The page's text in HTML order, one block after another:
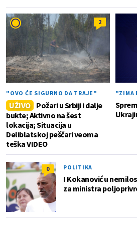
2
"OVO ĆE SIGURNO DA TRAJE"
UŽIVO
Požari u Srbiji i dalje
bukte; Aktivno na šest
lokacija; Situacija u
Deliblatskoj peščari veoma
teška VIDEO
"ZIMA
0 POLITIKA
I Kokanović u
za ministra